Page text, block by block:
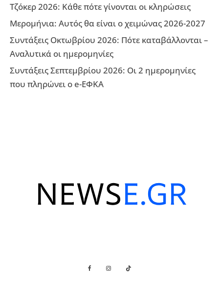
Τζόκερ 2026: Κάθε πότε γίνονται οι κληρώσεις
Μερομήνια: Αυτός θα είναι ο χειμώνας 2026-2027
Συντάξεις Οκτωβρίου 2026: Πότε καταβάλλονται –
Αναλυτικά οι ημερομηνίες
Συντάξεις Σεπτεμβρίου 2026: Οι 2 ημερομηνίες
που πληρώνει ο e-ΕΦΚΑ